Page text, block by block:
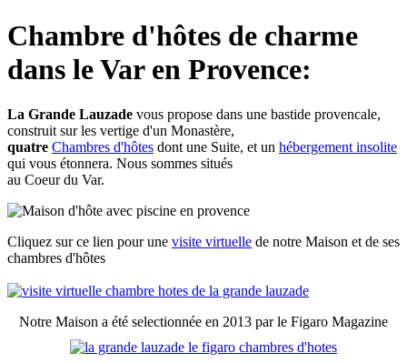
Chambre d'hôtes de charme
dans le Var en Provence:
La Grande Lauzade vous propose dans une bastide provencale,
construit sur les vertige d'un Monastère,
quatre Chambres d'hôtes dont une Suite, et un hébergement insolite
qui vous étonnera. Nous sommes situés
au Coeur du Var.
Cliquez sur ce lien pour une visite virtuelle de notre Maison et de ses
chambres d'hôtes
Notre Maison a été selectionnée en 2013 par le Figaro Magazine